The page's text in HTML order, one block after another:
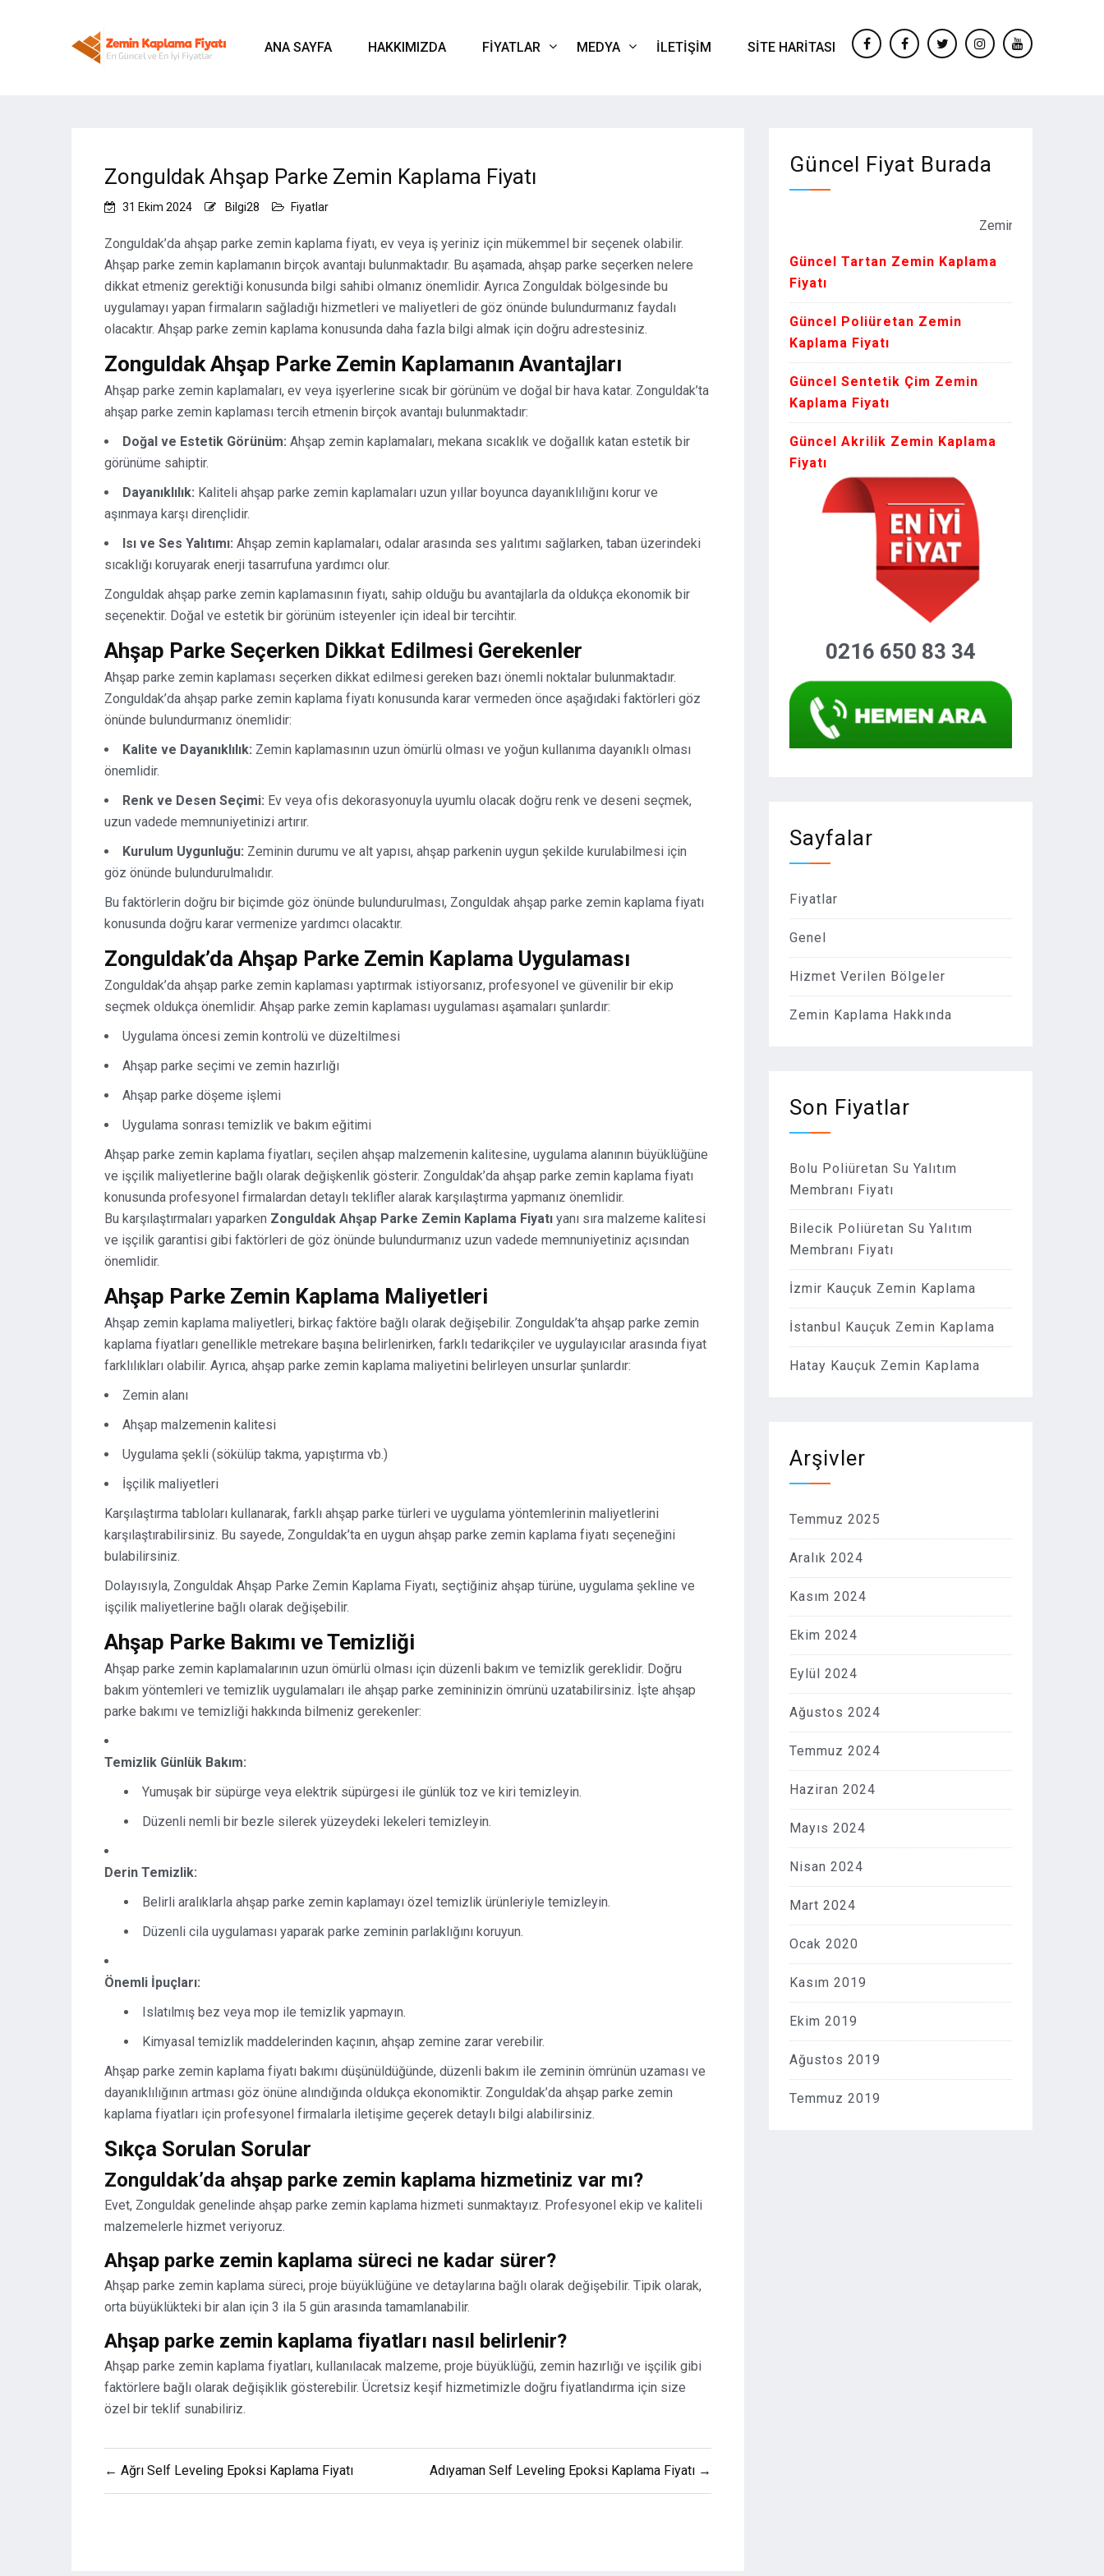
ANA SAYFA HAKKIMIZDA FIYATLAR MEDYA İLETIŞIM
SITE HARITASI
facebookFacebooktwitterinstagramyoutube
Zonguldak Ahşap Parke Zemin Kaplama Fiyatı
31 Ekim 2024 Bilgi28 Fiyatlar
Zonguldak’da ahşap parke zemin kaplama fiyatı, ev veya iş yeriniz için mükemmel bir seçenek olabilir.
Ahşap parke zemin kaplamanın birçok avantajı bulunmaktadır. Bu aşamada, ahşap parke seçerken nelere
dikkat etmeniz gerektiği konusunda bilgi sahibi olmanız önemlidir. Ayrıca Zonguldak bölgesinde bu
uygulamayı yapan firmaların sağladığı hizmetleri ve maliyetleri de göz önünde bulundurmanız faydalı
olacaktır. Ahşap parke zemin kaplama konusunda daha fazla bilgi almak için doğru adrestesiniz.
Zonguldak Ahşap Parke Zemin Kaplamanın Avantajları
Ahşap parke zemin kaplamaları, ev veya işyerlerine sıcak bir görünüm ve doğal bir hava katar. Zonguldak’ta
ahşap parke zemin kaplaması tercih etmenin birçok avantajı bulunmaktadır:
Doğal ve Estetik Görünüm: Ahşap zemin kaplamaları, mekana sıcaklık ve doğallık katan estetik bir
görünüme sahiptir.
Dayanıklılık: Kaliteli ahşap parke zemin kaplamaları uzun yıllar boyunca dayanıklılığını korur ve
aşınmaya karşı dirençlidir.
Isı ve Ses Yalıtımı: Ahşap zemin kaplamaları, odalar arasında ses yalıtımı sağlarken, taban üzerindeki
sıcaklığı koruyarak enerji tasarrufuna yardımcı olur.
Zonguldak ahşap parke zemin kaplamasının fiyatı, sahip olduğu bu avantajlarla da oldukça ekonomik bir
seçenektir. Doğal ve estetik bir görünüm isteyenler için ideal bir tercihtir.
Ahşap Parke Seçerken Dikkat Edilmesi Gerekenler
Ahşap parke zemin kaplaması seçerken dikkat edilmesi gereken bazı önemli noktalar bulunmaktadır.
Zonguldak’da ahşap parke zemin kaplama fiyatı konusunda karar vermeden önce aşağıdaki faktörleri göz
önünde bulundurmanız önemlidir:
Kalite ve Dayanıklılık: Zemin kaplamasının uzun ömürlü olması ve yoğun kullanıma dayanıklı olması
önemlidir.
Renk ve Desen Seçimi: Ev veya ofis dekorasyonuyla uyumlu olacak doğru renk ve deseni seçmek,
uzun vadede memnuniyetinizi artırır.
Kurulum Uygunluğu: Zeminin durumu ve alt yapısı, ahşap parkenin uygun şekilde kurulabilmesi için
göz önünde bulundurulmalıdır.
Bu faktörlerin doğru bir biçimde göz önünde bulundurulması, Zonguldak ahşap parke zemin kaplama fiyatı
konusunda doğru karar vermenize yardımcı olacaktır.
Zonguldak’da Ahşap Parke Zemin Kaplama Uygulaması
Zonguldak’da ahşap parke zemin kaplaması yaptırmak istiyorsanız, profesyonel ve güvenilir bir ekip
seçmek oldukça önemlidir. Ahşap parke zemin kaplaması uygulaması aşamaları şunlardır:
Uygulama öncesi zemin kontrolü ve düzeltilmesi
Ahşap parke seçimi ve zemin hazırlığı
Ahşap parke döşeme işlemi
Uygulama sonrası temizlik ve bakım eğitimi
Ahşap parke zemin kaplama fiyatları, seçilen ahşap malzemenin kalitesine, uygulama alanının büyüklüğüne
ve işçilik maliyetlerine bağlı olarak değişkenlik gösterir. Zonguldak’da ahşap parke zemin kaplama fiyatı
konusunda profesyonel firmalardan detaylı teklifler alarak karşılaştırma yapmanız önemlidir.
Bu karşılaştırmaları yaparken Zonguldak Ahşap Parke Zemin Kaplama Fiyatı yanı sıra malzeme kalitesi
ve işçilik garantisi gibi faktörleri de göz önünde bulundurmanız uzun vadede memnuniyetiniz açısından
önemlidir.
Ahşap Parke Zemin Kaplama Maliyetleri
Ahşap zemin kaplama maliyetleri, birkaç faktöre bağlı olarak değişebilir. Zonguldak’ta ahşap parke zemin
kaplama fiyatları genellikle metrekare başına belirlenirken, farklı tedarikçiler ve uygulayıcılar arasında fiyat
farklılıkları olabilir. Ayrıca, ahşap parke zemin kaplama maliyetini belirleyen unsurlar şunlardır:
Zemin alanı
Ahşap malzemenin kalitesi
Uygulama şekli (sökülüp takma, yapıştırma vb.)
İşçilik maliyetleri
Karşılaştırma tabloları kullanarak, farklı ahşap parke türleri ve uygulama yöntemlerinin maliyetlerini
karşılaştırabilirsiniz. Bu sayede, Zonguldak’ta en uygun ahşap parke zemin kaplama fiyatı seçeneğini
bulabilirsiniz.
Dolayısıyla, Zonguldak Ahşap Parke Zemin Kaplama Fiyatı, seçtiğiniz ahşap türüne, uygulama şekline ve
işçilik maliyetlerine bağlı olarak değişebilir.
Ahşap Parke Bakımı ve Temizliği
Ahşap parke zemin kaplamalarının uzun ömürlü olması için düzenli bakım ve temizlik gereklidir. Doğru
bakım yöntemleri ve temizlik uygulamaları ile ahşap parke zemininizin ömrünü uzatabilirsiniz. İşte ahşap
parke bakımı ve temizliği hakkında bilmeniz gerekenler:
Temizlik Günlük Bakım:
Yumuşak bir süpürge veya elektrik süpürgesi ile günlük toz ve kiri temizleyin.
Düzenli nemli bir bezle silerek yüzeydeki lekeleri temizleyin.
Derin Temizlik:
Belirli aralıklarla ahşap parke zemin kaplamayı özel temizlik ürünleriyle temizleyin.
Düzenli cila uygulaması yaparak parke zeminin parlaklığını koruyun.
Önemli İpuçları:
Islatılmış bez veya mop ile temizlik yapmayın.
Kimyasal temizlik maddelerinden kaçının, ahşap zemine zarar verebilir.
Ahşap parke zemin kaplama fiyatı bakımı düşünüldüğünde, düzenli bakım ile zeminin ömrünün uzaması ve
dayanıklılığının artması göz önüne alındığında oldukça ekonomiktir. Zonguldak’da ahşap parke zemin
kaplama fiyatları için profesyonel firmalarla iletişime geçerek detaylı bilgi alabilirsiniz.
Sıkça Sorulan Sorular
Zonguldak’da ahşap parke zemin kaplama hizmetiniz var mı?
Evet, Zonguldak genelinde ahşap parke zemin kaplama hizmeti sunmaktayız. Profesyonel ekip ve kaliteli
malzemelerle hizmet veriyoruz.
Ahşap parke zemin kaplama süreci ne kadar sürer?
Ahşap parke zemin kaplama süreci, proje büyüklüğüne ve detaylarına bağlı olarak değişebilir. Tipik olarak,
orta büyüklükteki bir alan için 3 ila 5 gün arasında tamamlanabilir.
Ahşap parke zemin kaplama fiyatları nasıl belirlenir?
Ahşap parke zemin kaplama fiyatları, kullanılacak malzeme, proje büyüklüğü, zemin hazırlığı ve işçilik gibi
faktörlere bağlı olarak değişiklik gösterebilir. Ücretsiz keşif hizmetimizle doğru fiyatlandırma için size
özel bir teklif sunabiliriz.
Yazı
gezinmesi
← Ağrı Self Leveling Epoksi Kaplama Fiyatı Adıyaman Self Leveling Epoksi Kaplama Fiyatı →
Güncel Fiyat Burada
Zemin Kaplama Fiyatları
Güncel Tartan Zemin Kaplama
Fiyatı
Güncel Poliüretan Zemin
Kaplama Fiyatı
Güncel Sentetik Çim Zemin
Kaplama Fiyatı
Güncel Akrilik Zemin Kaplama
Fiyatı
0216 650 83 34
Sayfalar
Fiyatlar
Genel
Hizmet Verilen Bölgeler
Zemin Kaplama Hakkında
Son Fiyatlar
Bolu Poliüretan Su Yalıtım
Membranı Fiyatı
Bilecik Poliüretan Su Yalıtım
Membranı Fiyatı
İzmir Kauçuk Zemin Kaplama
İstanbul Kauçuk Zemin Kaplama
Hatay Kauçuk Zemin Kaplama
Arşivler
Temmuz 2025
Aralık 2024
Kasım 2024
Ekim 2024
Eylül 2024
Ağustos 2024
Temmuz 2024
Haziran 2024
Mayıs 2024
Nisan 2024
Mart 2024
Ocak 2020
Kasım 2019
Ekim 2019
Ağustos 2019
Temmuz 2019